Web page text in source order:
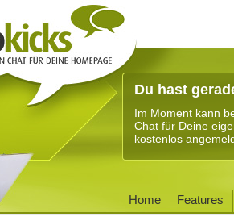
Du hast
Im Moment kann
Chat für Deine
kostenlos
Home Features